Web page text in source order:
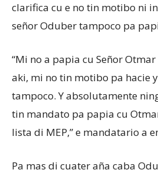
clarifica cu e no tin motibo ni
señor Oduber tampoco pa
“Mi no a papia cu Señor
aki, mi no tin motibo pa hacie
tampoco. Y absolutamente
tin mandato pa papia cu
lista di MEP,” e mandatario a
Pa mas di cuater aña caba